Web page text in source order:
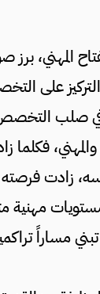
المهني،
على
صلب
والمهني،
زادت
مهنية
مساراً